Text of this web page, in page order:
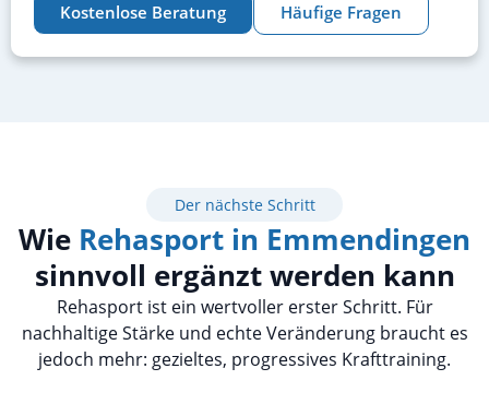
Kostenlose Beratung Häufige Fragen
Der nächste Schritt
Wie Rehasport in Emmendingen
sinnvoll ergänzt werden kann
Rehasport ist ein wertvoller erster Schritt. Für
nachhaltige Stärke und echte Veränderung braucht es
jedoch mehr: gezieltes, progressives Krafttraining.